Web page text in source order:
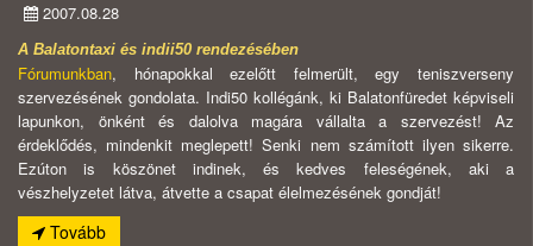
2007.08.28
A Balatontaxi és indii50 rendezésében
Fórumunkban, hónapokkal ezelőtt felmerült, egy teniszverseny
szervezésének gondolata. Indi50 kollégánk, ki Balatonfüredet képviseli
lapunkon, önként és dalolva magára vállalta a szervezést! Az
érdeklődés, mindenkit meglepett! Senki nem számított ilyen sikerre.
Ezúton is köszönet indinek, és kedves feleségének, aki a
vészhelyzetet látva, átvette a csapat élelmezésének gondját!
Tovább